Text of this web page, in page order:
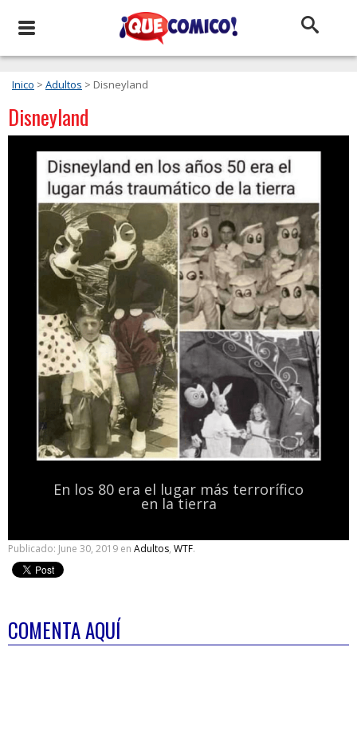
Inico > Adultos > Disneyland
Disneyland
En los 80 era el lugar más terrorífico
en la tierra
Publicado: June 30, 2019 en Adultos, WTF.
COMENTA AQUÍ